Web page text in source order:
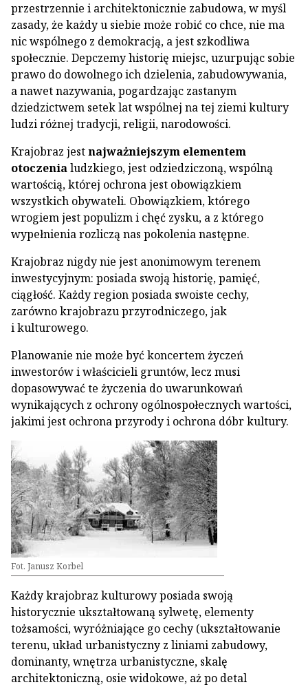
przestrzennie i architektonicznie zabudowa, w myśl
zasady, że każdy u siebie może robić co chce, nie ma
nic wspólnego z demokracją, a jest szkodliwa
społecznie. Depczemy historię miejsc, uzurpując sobie
prawo do dowolnego ich dzielenia, zabudowywania,
a nawet nazywania, pogardzając zastanym
dziedzictwem setek lat wspólnej na tej ziemi kultury
ludzi różnej tradycji, religii, narodowości.
Krajobraz jestnajważniejszym elementem
otoczenialudzkiego, jest odziedziczoną, wspólną
wartością, której ochrona jest obowiązkiem
wszystkich obywateli. Obowiązkiem, którego
wrogiem jest populizm i chęć zysku, a z którego
wypełnienia rozliczą nas pokolenia następne.
Krajobraz nigdy nie jest anonimowym terenem
inwestycyjnym: posiada swoją historię, pamięć,
ciągłość. Każdy region posiada swoiste cechy,
zarówno krajobrazu przyrodniczego, jak
i kulturowego.
Planowanie nie może być koncertem życzeń
inwestorów i właścicieli gruntów, lecz musi
dopasowywać te życzenia do uwarunkowań
wynikających z ochrony ogólnospołecznych wartości,
jakimi jest ochrona przyrody i ochrona dóbr kultury.
Fot. Janusz Korbel
Każdy krajobraz kulturowy posiada swoją
historycznie ukształtowaną sylwetę, elementy
tożsamości, wyróżniające go cechy (ukształtowanie
terenu, układ urbanistyczny z liniami zabudowy,
dominanty, wnętrza urbanistyczne, skalę
architektoniczną, osie widokowe, aż po detal